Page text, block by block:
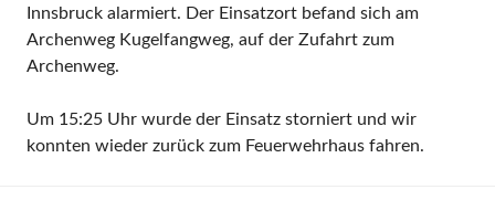
Innsbruck alarmiert. Der Einsatzort befand sich am
Archenweg Kugelfangweg, auf der Zufahrt zum
Archenweg.
Um 15:25 Uhr wurde der Einsatz storniert und wir
konnten wieder zurück zum Feuerwehrhaus fahren.